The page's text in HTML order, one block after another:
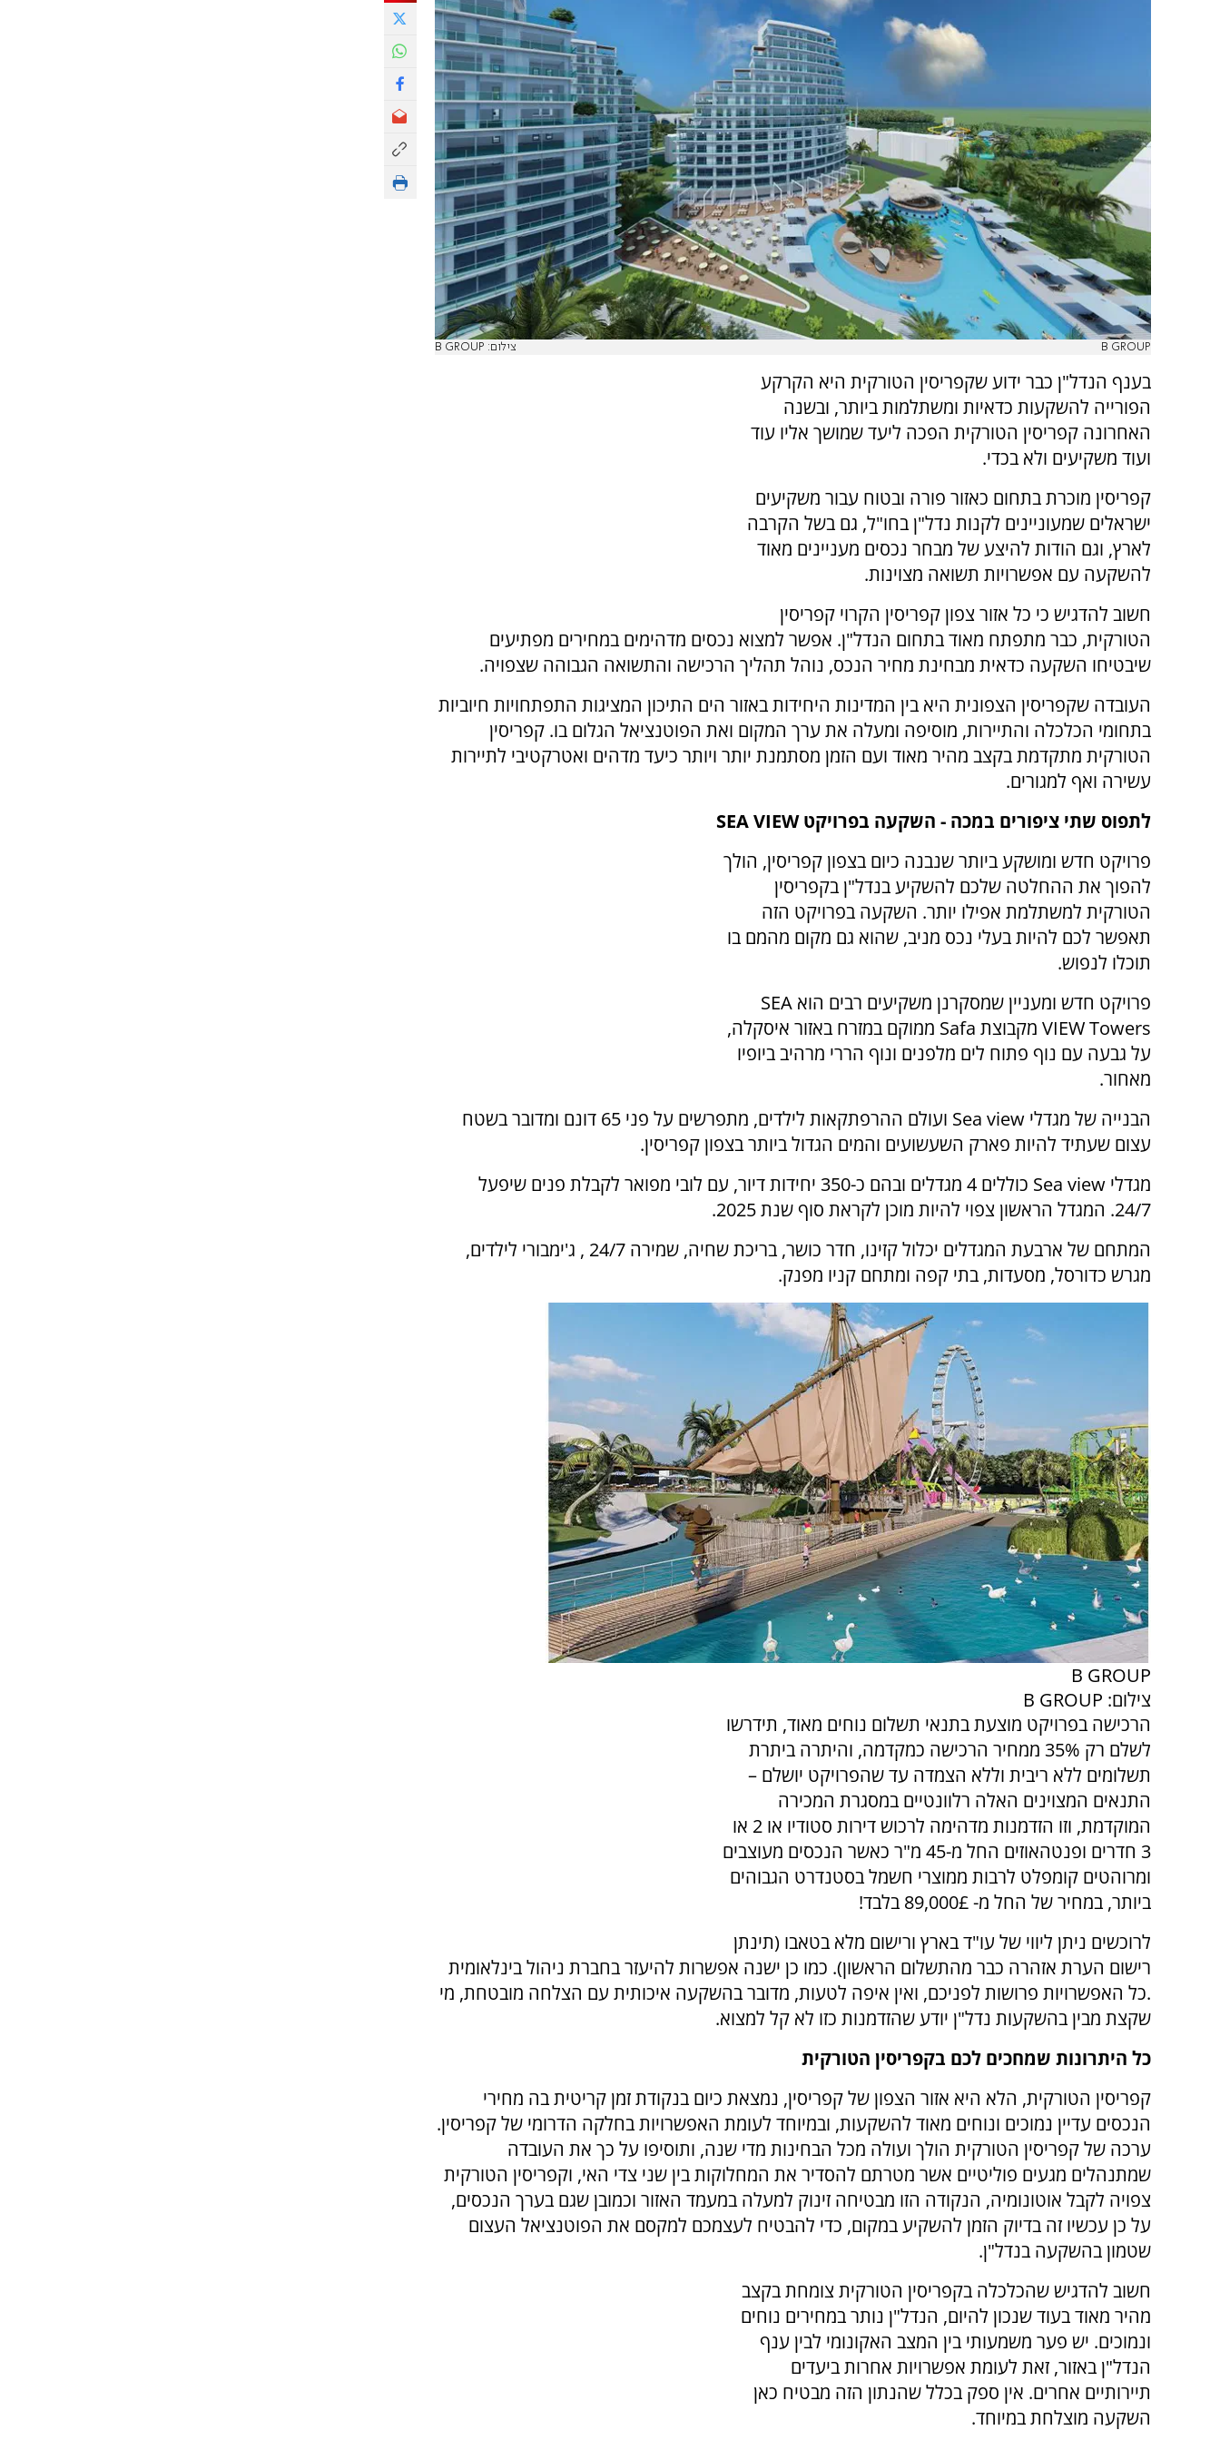
B GROUP צילום: B GROUP
בענף הנדל"ן כבר ידוע שקפריסין הטורקית היא הקרקע
הפורייה להשקעות כדאיות ומשתלמות ביותר, ובשנה
האחרונה קפריסין הטורקית הפכה ליעד שמושך אליו עוד
ועוד משקיעים ולא בכדי.
קפריסין מוכרת בתחום כאזור פורה ובטוח עבור משקיעים
ישראלים שמעוניינים לקנות נדל"ן בחו"ל, גם בשל הקרבה
לארץ, וגם הודות להיצע של מבחר נכסים מעניינים מאוד
להשקעה עם אפשרויות תשואה מצוינות.
חשוב להדגיש כי כל אזור צפון קפריסין הקרוי קפריסין
הטורקית, כבר מתפתח מאוד בתחום הנדל"ן. אפשר למצוא נכסים מדהימים במחירים מפתיעים
שיבטיחו השקעה כדאית מבחינת מחיר הנכס, נוהל תהליך הרכישה והתשואה הגבוהה שצפויה.
העובדה שקפריסין הצפונית היא בין המדינות היחידות באזור הים התיכון המציגות התפתחויות חיוביות
בתחומי הכלכלה והתיירות, מוסיפה ומעלה את ערך המקום ואת הפוטנציאל הגלום בו. קפריסין
הטורקית מתקדמת בקצב מהיר מאוד ועם הזמן מסתמנת יותר ויותר כיעד מדהים ואטרקטיבי לתיירות
עשירה ואף למגורים.
לתפוס שתי ציפורים במכה - השקעה בפרויקט SEA VIEW
פרויקט חדש ומושקע ביותר שנבנה כיום בצפון קפריסין, הולך
להפוך את ההחלטה שלכם להשקיע בנדל"ן בקפריסין
הטורקית למשתלמת אפילו יותר. השקעה בפרויקט הזה
תאפשר לכם להיות בעלי נכס מניב, שהוא גם מקום מהמם בו
תוכלו לנפוש.
פרויקט חדש ומעניין שמסקרנן משקיעים רבים הוא SEA
VIEW Towers מקבוצת Safa ממוקם במזרח באזור איסקלה,
על גבעה עם נוף פתוח לים מלפנים ונוף הררי מרהיב ביופיו
מאחור.
הבנייה של מגדלי Sea view ועולם ההרפתקאות לילדים, מתפרשים על פני 65 דונם ומדובר בשטח
עצום שעתיד להיות פארק השעשועים והמים הגדול ביותר בצפון קפריסין.
מגדלי Sea view כוללים 4 מגדלים ובהם כ-350 יחידות דיור, עם לובי מפואר לקבלת פנים שיפעל
24/7. המגדל הראשון צפוי להיות מוכן לקראת סוף שנת 2025.
המתחם של ארבעת המגדלים יכלול קזינו, חדר כושר, בריכת שחיה, שמירה 24/7 , ג'ימבורי לילדים,
מגרש כדורסל, מסעדות, בתי קפה ומתחם קניו מפנק.
B GROUP
צילום: B GROUP
הרכישה בפרויקט מוצעת בתנאי תשלום נוחים מאוד, תידרשו
לשלם רק 35% ממחיר הרכישה כמקדמה, והיתרה ביתרת
תשלומים ללא ריבית וללא הצמדה עד שהפרויקט יושלם –
התנאים המצוינים האלה רלוונטיים במסגרת המכירה
המוקדמת, וזו הזדמנות מדהימה לרכוש דירות סטודיו או 2 או
3 חדרים ופנטהאוזים החל מ-45 מ"ר כאשר הנכסים מעוצבים
ומרוהטים קומפלט לרבות ממוצרי חשמל בסטנדרט הגבוהים
ביותר, במחיר של החל מ- 89,000£ בלבד!
לרוכשים ניתן ליווי של עו"ד בארץ ורישום מלא בטאבו (תינתן
רישום הערת אזהרה כבר מהתשלום הראשון). כמו כן ישנה אפשרות להיעזר בחברת ניהול בינלאומית
.כל האפשרויות פרושות לפניכם, ואין איפה לטעות, מדובר בהשקעה איכותית עם הצלחה מובטחת, מי
שקצת מבין בהשקעות נדל"ן יודע שהזדמנות כזו לא קל למצוא.
כל היתרונות שמחכים לכם בקפריסין הטורקית
קפריסין הטורקית, הלא היא אזור הצפון של קפריסין, נמצאת כיום בנקודת זמן קריטית בה מחירי
הנכסים עדיין נמוכים ונוחים מאוד להשקעות, ובמיוחד לעומת האפשרויות בחלקה הדרומי של קפריסין.
ערכה של קפריסין הטורקית הולך ועולה מכל הבחינות מדי שנה, ותוסיפו על כך את העובדה
שמתנהלים מגעים פוליטיים אשר מטרתם להסדיר את המחלוקות בין שני צדי האי, וקפריסין הטורקית
צפויה לקבל אוטונומיה, הנקודה הזו מבטיחה זינוק למעלה במעמד האזור וכמובן שגם בערך הנכסים,
על כן עכשיו זה בדיוק הזמן להשקיע במקום, כדי להבטיח לעצמכם למקסם את הפוטנציאל העצום
שטמון בהשקעה בנדל"ן.
חשוב להדגיש שהכלכלה בקפריסין הטורקית צומחת בקצב
מהיר מאוד בעוד שנכון להיום, הנדל"ן נותר במחירים נוחים
ונמוכים. יש פער משמעותי בין המצב האקונומי לבין ענף
הנדל"ן באזור, זאת לעומת אפשרויות אחרות ביעדים
תיירותיים אחרים. אין ספק בכלל שהנתון הזה מבטיח כאן
השקעה מוצלחת במיוחד.